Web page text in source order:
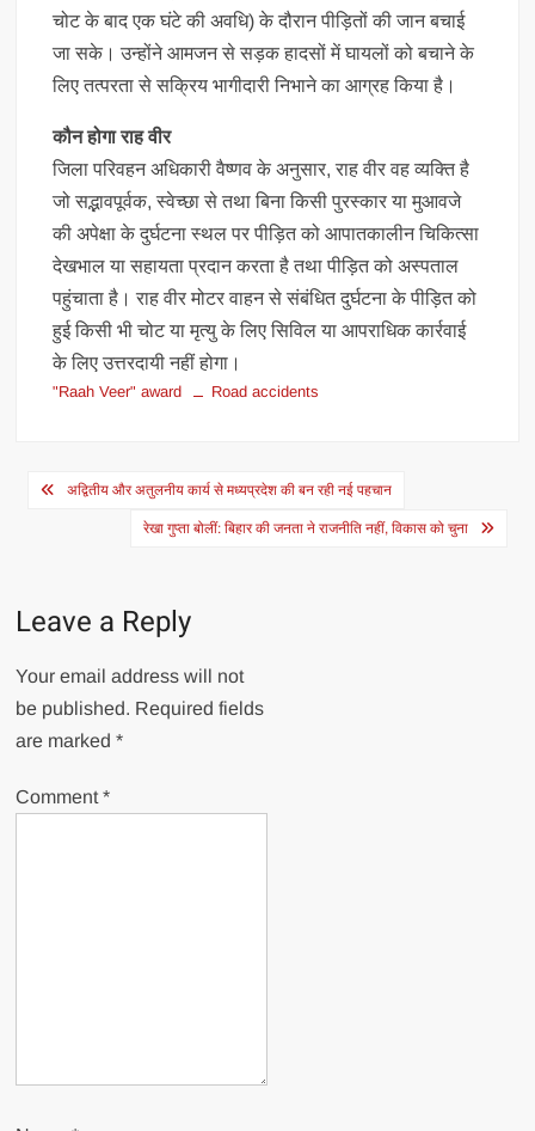
चोट के बाद एक घंटे की अवधि) के दौरान पीड़ितों की जान बचाई
जा सके। उन्होंने आमजन से सड़क हादसों में घायलों को बचाने के
लिए तत्परता से सक्रिय भागीदारी निभाने का आग्रह किया है।
कौन होगा राह वीर
जिला परिवहन अधिकारी वैष्णव के अनुसार, राह वीर वह व्यक्ति है
जो सद्भावपूर्वक, स्वेच्छा से तथा बिना किसी पुरस्कार या मुआवजे
की अपेक्षा के दुर्घटना स्थल पर पीड़ित को आपातकालीन चिकित्सा
देखभाल या सहायता प्रदान करता है तथा पीड़ित को अस्पताल
पहुंचाता है। राह वीर मोटर वाहन से संबंधित दुर्घटना के पीड़ित को
हुई किसी भी चोट या मृत्यु के लिए सिविल या आपराधिक कार्रवाई
के लिए उत्तरदायी नहीं होगा।
"Raah Veer" award Road accidents
Post
navigation
अद्वितीय और अतुलनीय कार्य से मध्यप्रदेश की बन रही नई पहचान
रेखा गुप्ता बोलीं: बिहार की जनता ने राजनीति नहीं, विकास को चुना
Leave a Reply
Your email address will not
be published. Required fields
are marked*
Comment*